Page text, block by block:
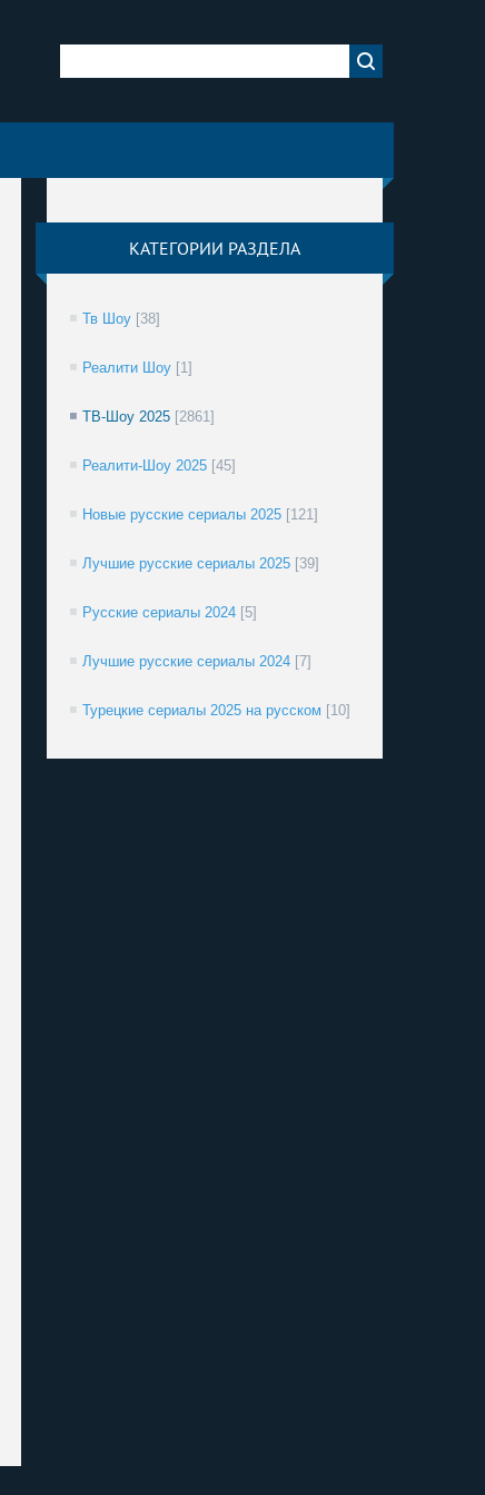
КАТЕГОРИИ РАЗДЕЛА
Тв Шоу [38]
Реалити Шоу [1]
ТВ-Шоу 2025 [2861]
Реалити-Шоу 2025 [45]
Новые русские сериалы 2025 [121]
Лучшие русские сериалы 2025 [39]
Русские сериалы 2024 [5]
Лучшие русские сериалы 2024 [7]
Турецкие сериалы 2025 на русском [10]